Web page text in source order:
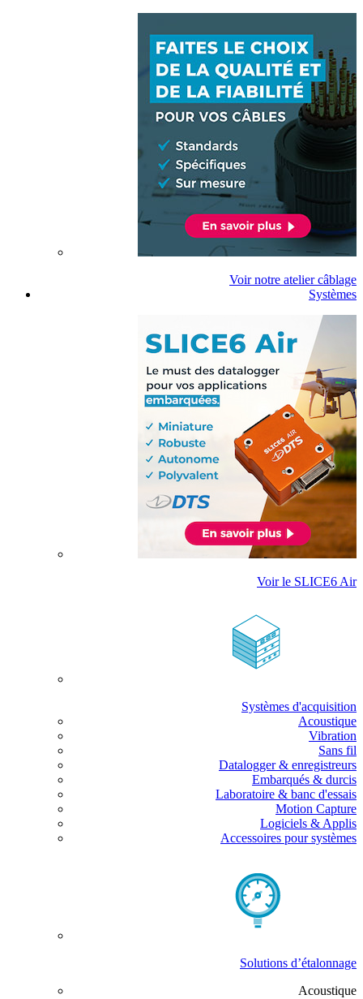
Voir notre atelier câblage
Systèmes
Voir le SLICE6 Air
Systèmes d'acquisition
Acoustique
Vibration
Sans fil
Datalogger & enregistreurs
Embarqués & durcis
Laboratoire & banc d'essais
Motion Capture
Logiciels & Applis
Accessoires pour systèmes
Solutions d’étalonnage
Acoustique